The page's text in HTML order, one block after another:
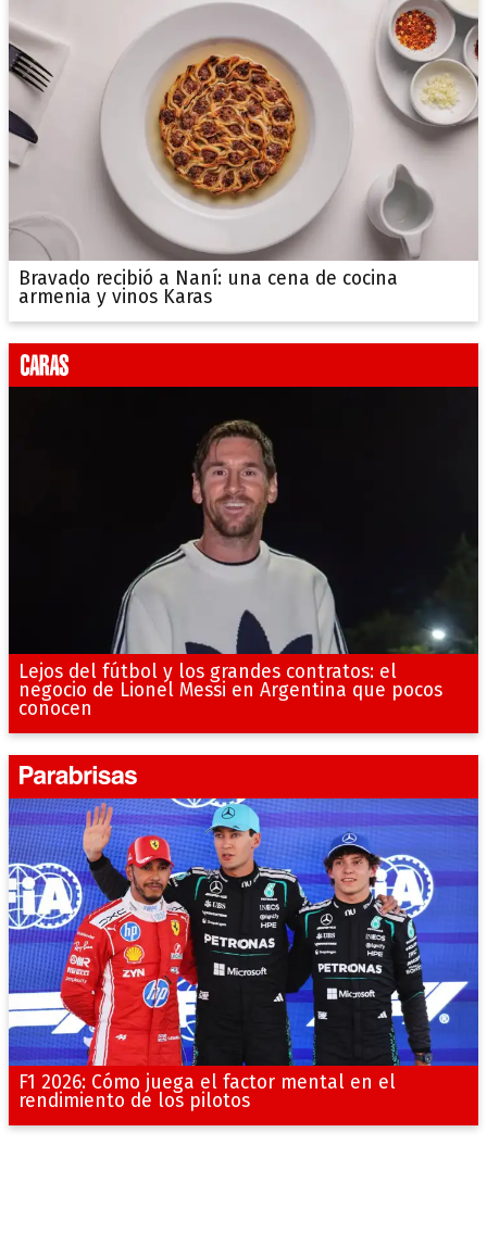
Bravado recibió a Naní: una cena de cocina
armenia y vinos Karas
Lejos del fútbol y los grandes contratos: el
negocio de Lionel Messi en Argentina que pocos
conocen
F1 2026: Cómo juega el factor mental en el
rendimiento de los pilotos